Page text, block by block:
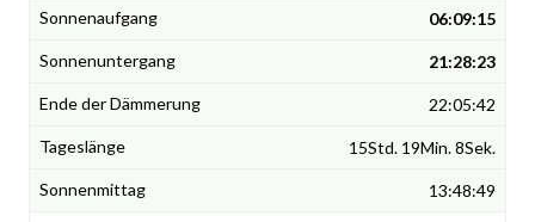
06:09:15
21:28:23
22:05:42
15Std. 19Min. 8Sek.
13:48:49